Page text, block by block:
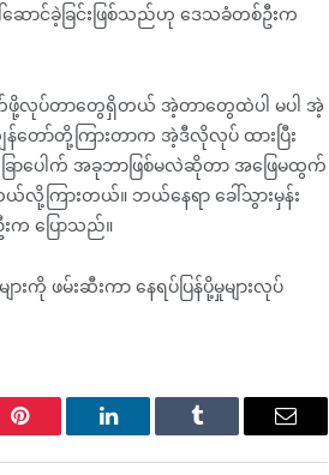
ဆောင်ခဲ့ခြင်းဖြစ်သည်ဟု ဒေသခံတစ်ဦးက
လုပ်တာတွေရှိတယ် အဲ့တာတွေထဲပါ မပါ အဲ့
ော်တို့ကြားတာက အဲ့ဒီလိုလုပ် ထားပြီး
ြာပေါက် အခုဘာဖြစ်မလဲဆိုတာ အဖြေမထွက်
လို့ကြားတယ်။ ဘယ်နေရာ ခေါ်သွားမှန်း
က ပြောသည်။
ဖမ်းဆီးကာ နေရပ်ပြန်ပို့မှုများလုပ်
Pinterest LinkedIn Tumblr Email